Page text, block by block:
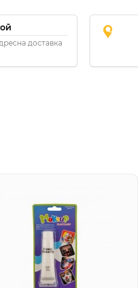
доставка